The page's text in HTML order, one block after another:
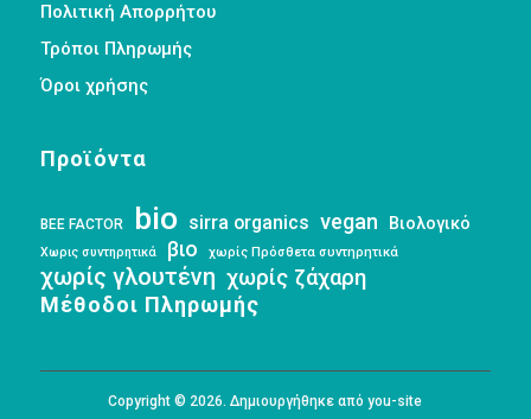
Πολιτική Απορρήτου
Τρόποι Πληρωμής
Όροι χρήσης
Προϊόντα
BEE FACTOR bio sirra organics vegan Βιολογικό
Χωρις συντηρητικά βιο χωρίς Πρόσθετα συντηρητικά
χωρίς γλουτένη χωρίς ζάχαρη
Μέθοδοι Πληρωμής
Copyright © 2026. Δημιουργήθηκε από you-site